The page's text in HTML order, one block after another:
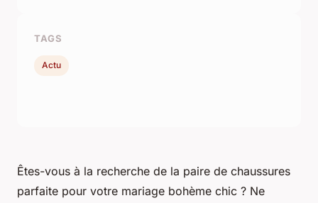
Êtes-vous à la recherche de la paire de chaussures
parfaite pour votre mariage bohème chic ? Ne
TAGS
Actu